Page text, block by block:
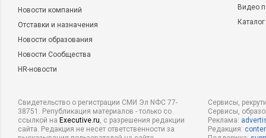
Новости компаний
Отставки и назначения
Новости образования
Новости Сообщества
HR-новости
Видео
Свидетельство о регистрации СМИ Эл NФС 77-
38751. Републикация материалов - только со
ссылкой на Executive.ru, с разрешения редакции
сайта. Редакция не несет ответственности за
Сервисы,
Сервисы,
Реклама:
Редакция: